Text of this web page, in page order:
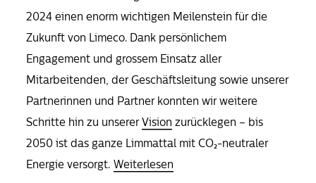
2024 einen enorm wichtigen Meilenstein für die
Zukunft von Limeco. Dank persönlichem
Engagement und grossem Einsatz aller
Mitarbeitenden, der Geschäftsleitung sowie unserer
Partnerinnen und Partner konnten wir weitere
Schritte hin zu unsererVision zurücklegen – bis
2050 ist das ganze Limmattal mit CO₂-neutraler
Energie versorgt. Weiterlesen